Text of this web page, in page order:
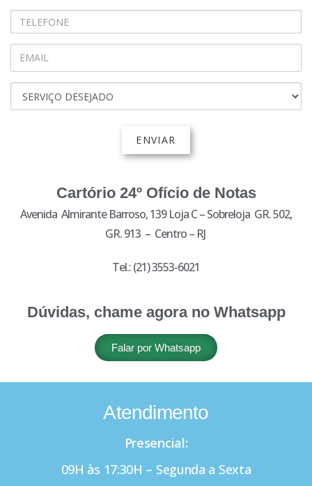
Cartório 24º Ofício de Notas
Avenida Almirante Barroso, 139 Loja C – Sobreloja GR. 502,
GR. 913 – Centro – RJ
Tel.: (21) 3553-6021
Dúvidas, chame agora no Whatsapp
Falar por Whatsapp
Atendimento
Presencial:
09H às 17:30H – Segunda a Sexta